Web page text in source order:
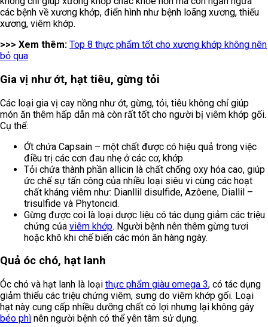
các bệnh về xương khớp, điển hình như bệnh loãng xương, thiếu
xương, viêm khớp.
>>> Xem thêm: Top 8 thực phẩm tốt cho xương khớp không nên
bỏ qua
Gia vị như ớt, hạt tiêu, gừng tỏi
Các loại gia vị cay nồng như ớt, gừng, tỏi, tiêu không chỉ giúp
món ăn thêm hấp dẫn mà còn rất tốt cho người bị viêm khớp gối.
Cụ thể:
Ớt chứa Capsain – một chất được có hiệu quả trong việc
điều trị các cơn đau nhẹ ở các cơ, khớp.
Tỏi chứa thành phần allicin là chất chống oxy hóa cao, giúp
ức chế sự tấn công của nhiều loại siêu vi cùng các hoạt
chất kháng viêm như: Dianllil disulfide, Azôene, Diallil –
trisulfide và Phytoncid.
Gừng được coi là loại dược liệu có tác dụng giảm các triệu
chứng của viêm khớp. Người bệnh nên thêm gừng tươi
hoặc khô khi chế biến các món ăn hàng ngày.
Quả óc chó, hạt lanh
Óc chó và hạt lanh là loại thực phẩm giàu omega 3, có tác dụng
giảm thiểu các triệu chứng viêm, sưng do viêm khớp gối. Loại
hạt này cung cấp nhiều dưỡng chất có lợi nhưng lại không gây
béo phì nên người bệnh có thể yên tâm sử dụng.